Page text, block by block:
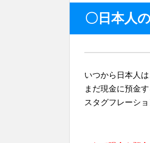
〇日本人
いつから日本人
まだ現金に預金
スタグフレーシ